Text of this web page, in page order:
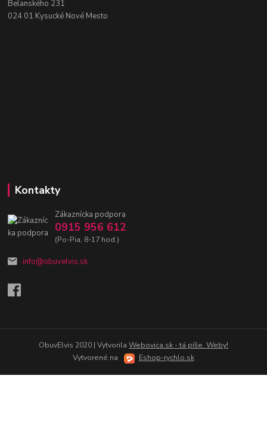
Belanského 231
024 01 Kysucké Nové Mesto
Kontakty
Zákaznícka podpora
0915 956 612
(Po-Pia, 8-17 hod.)
info@obuvelvis.sk
ObuvElvis 2020 | Vytvorila Webovica.sk - tá píše. Weby!
Vytvorené na
Eshop-rychlo.sk